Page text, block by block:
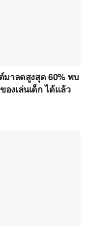
าลดสูงสุด 60% พบ
งเล่นเด็ก ได้แล้ว